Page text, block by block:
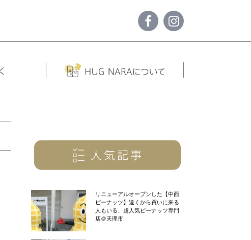
リニューアルオープンした【中西
ピーナッツ】遠くから買いに来る
人もいる、超人気ピーナッツ専門
店＠天理市